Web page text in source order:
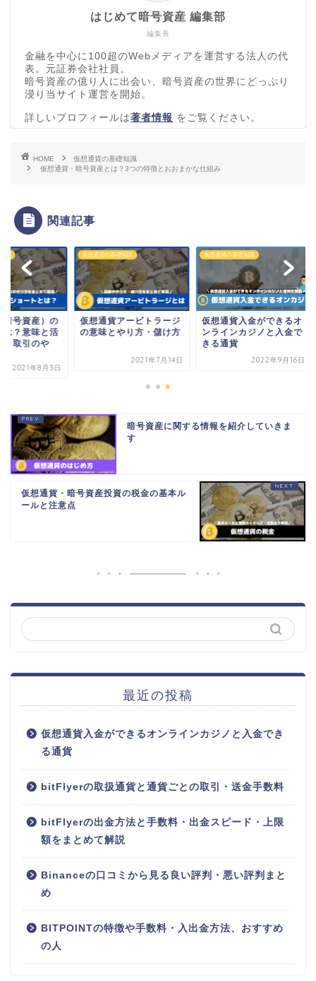
編集長
はじめて暗号資産 編集部
金融を中心に100超のWebメディアを運営する法人の代
表。元証券会社社員。
暗号資産の億り人に出会い、暗号資産の世界にどっぷり
浸り当サイト運営を開始。
詳しいプロフィールは著者情報 をご覧ください。
HOME
仮想通貨の基礎知識
仮想通貨・暗号資産とは？3つの特徴とおおまかな仕組み
関連記事
貨の基礎知識
通貨アービトラージ
味とやり方・儲け方
仮想通貨の基礎知識
仮想通貨入金ができるオ
ンラインカジノと入金で
2022年9月16日
仮想通貨の基礎知識
仮想通貨（暗号資産
ショートとは？意味
用する場面・取引の
暗号資産に関する情報を紹介していきま
す
仮想通貨・暗号資産投資の税金の基本ル
ールと注意点
最近の投稿
仮想通貨入金ができるオンラインカジノと入金でき
る通貨
bitFlyerの取扱通貨と通貨ごとの取引・送金手数料
bitFlyerの出金方法と手数料・出金スピード・上限
額をまとめて解説
Binanceの口コミから見る良い評判・悪い評判まと
め
BITPOINTの特徴や手数料・入出金方法、おすすめ
の人